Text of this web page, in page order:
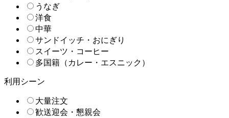
うなぎ
洋食
中華
サンドイッチ・おにぎり
スイーツ・コーヒー
多国籍（カレー・エスニック）
利用シーン
大量注文
歓送迎会・懇親会